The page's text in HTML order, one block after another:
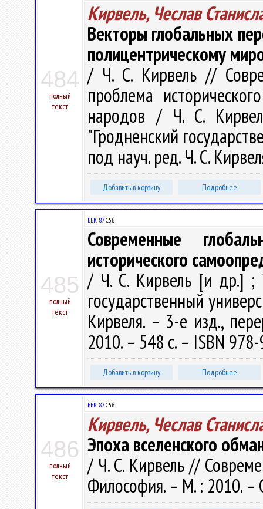
484
полный
текст
Кирвель, Чеслав
Векторы глобальных
полицентрическому
/ Ч. С. Кирвель //
проблема
народов / Ч. С.
"Гродненский
под науч. ред. Ч. С.
Добавить в корзину Подробнее
485
полный
текст
ББК 87.С56
Современные
исторического
/ Ч. С. Кирвель [и др.] ;
государственный
Кирвеля. – 3-е изд.,
2010. – 548 с. – ISBN
Добавить в корзину Подробнее
486
полный
текст
ББК 87.С56
Кирвель, Чеслав
Эпоха вселенского
/ Ч. С. Кирвель //
Философия. – М. : 2010. –